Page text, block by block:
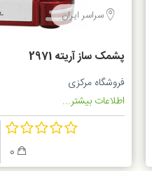
سراسر ایران
پشمک ساز آریته 2971
فروشگاه مرکزی
اطلاعات بیشتر...